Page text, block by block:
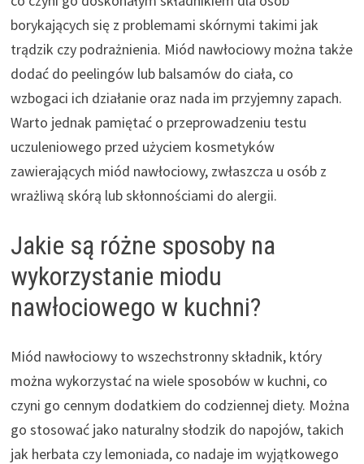
borykających się z problemami skórnymi takimi jak
trądzik czy podrażnienia. Miód nawłociowy można także
dodać do peelingów lub balsamów do ciała, co
wzbogaci ich działanie oraz nada im przyjemny zapach.
Warto jednak pamiętać o przeprowadzeniu testu
uczuleniowego przed użyciem kosmetyków
zawierających miód nawłociowy, zwłaszcza u osób z
wrażliwą skórą lub skłonnościami do alergii.
Jakie są różne sposoby na
wykorzystanie miodu
nawłociowego w kuchni?
Miód nawłociowy to wszechstronny składnik, który
można wykorzystać na wiele sposobów w kuchni, co
czyni go cennym dodatkiem do codziennej diety. Można
go stosować jako naturalny słodzik do napojów, takich
jak herbata czy lemoniada, co nadaje im wyjątkowego